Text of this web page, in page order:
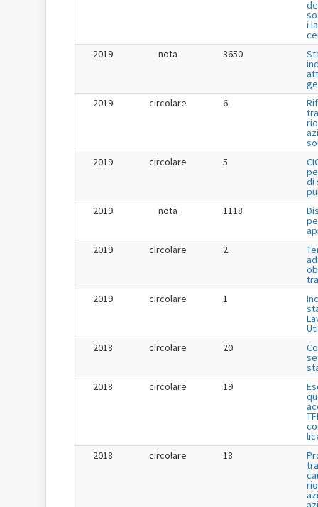
i
2019
nota 3650
2019
circolare 6
2019
circolare 5
di
2019
nota 1118
2019
circolare 2
2019
circolare 1
2018
circolare 20
2018
circolare 19
2018
circolare 18